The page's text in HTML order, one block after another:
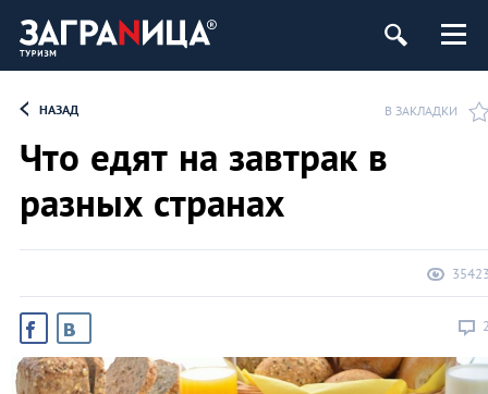
НАЗАД В ЗАКЛАДКИ
Что едят на завтрак в
разных странах